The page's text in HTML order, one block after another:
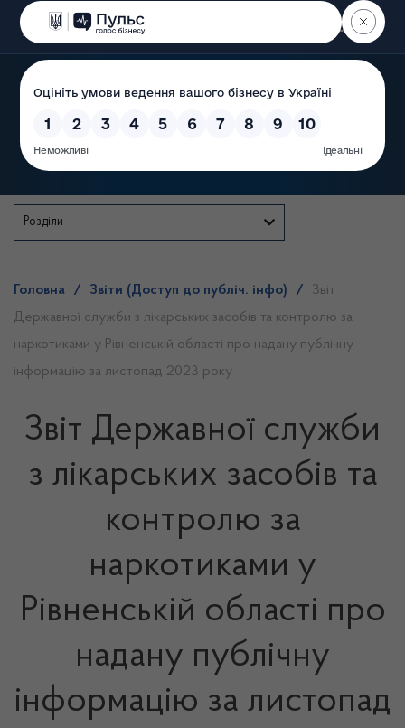
Пошук
Розділи
Головна / Звіти (Доступ до публіч. інфо) /
Звіт
Державної служби з лікарських засобів та контролю за
наркотиками у Рівненській області про надану публічну
інформацію за листопад 2023 року
Звіт Державної служби
з лікарських засобів та
контролю за
наркотиками у
Рівненській області про
надану публічну
інформацію за листопад